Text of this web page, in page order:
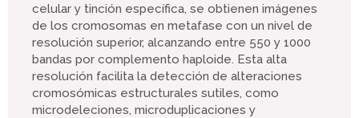
celular y tinción específica, se obtienen imágenes
de los cromosomas en metafase con un nivel de
resolución superior, alcanzando entre 550 y 1000
bandas por complemento haploide. Esta alta
resolución facilita la detección de alteraciones
cromosómicas estructurales sutiles, como
microdeleciones, microduplicaciones y